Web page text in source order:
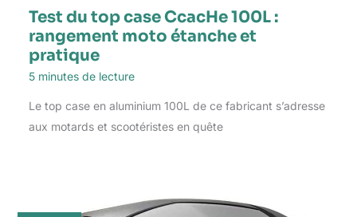
Test du top case CcacHe 100L :
rangement moto étanche et
pratique
5 minutes de lecture
Le top case en aluminium 100L de ce fabricant s’adresse
aux motards et scootéristes en quête